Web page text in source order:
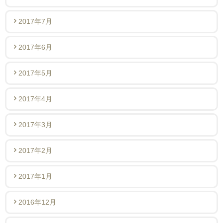
2017年7月
2017年6月
2017年5月
2017年4月
2017年3月
2017年2月
2017年1月
2016年12月